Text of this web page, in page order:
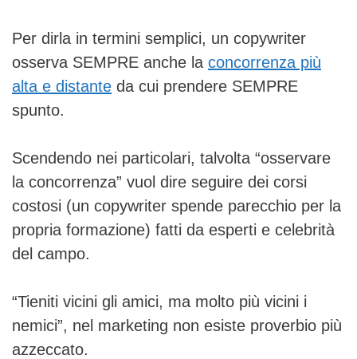
Per dirla in termini semplici, un copywriter
osserva SEMPRE anche la concorrenza più
alta e distante da cui prendere SEMPRE
spunto.
Scendendo nei particolari, talvolta “osservare
la concorrenza” vuol dire seguire dei corsi
costosi (un copywriter spende parecchio per la
propria formazione) fatti da esperti e celebrità
del campo.
“Tieniti vicini gli amici, ma molto più vicini i
nemici”, nel marketing non esiste proverbio più
azzeccato.